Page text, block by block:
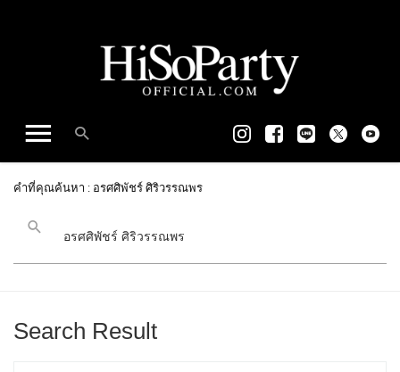
คำที่คุณค้นหา : อรศศิพัชร์ ศิริวรรณพร
Search Result